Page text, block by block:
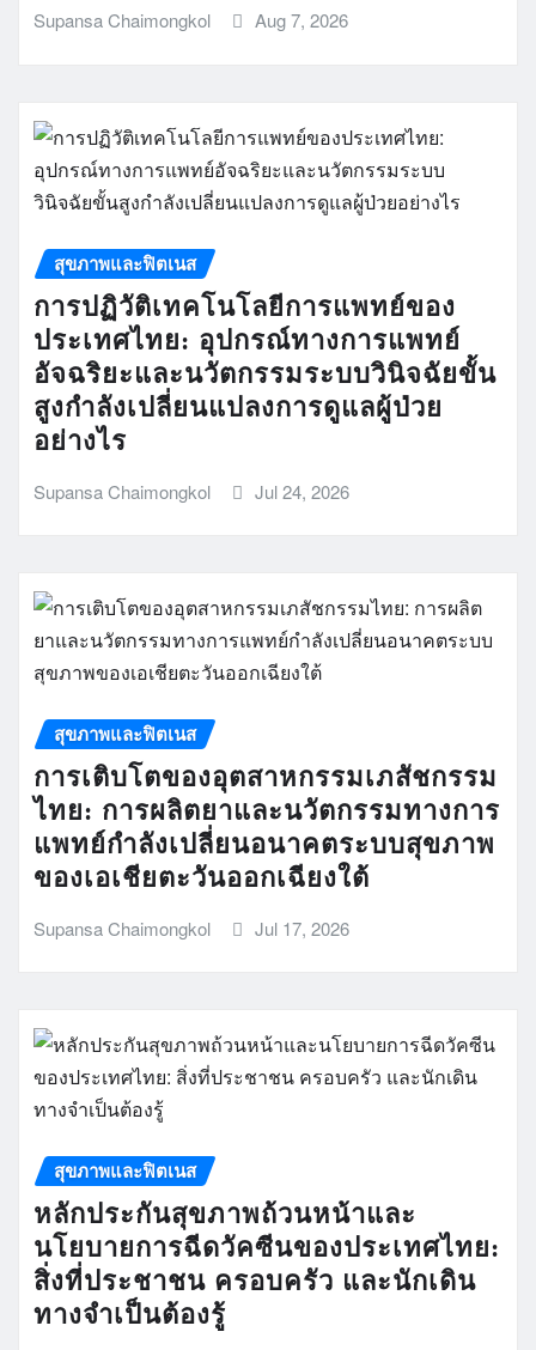
Supansa Chaimongkol Aug 7, 2026
สุขภาพและฟิตเนส
การปฏิวัติเทคโนโลยีการแพทย์ของ
ประเทศไทย: อุปกรณ์ทางการแพทย์
อัจฉริยะและนวัตกรรมระบบวินิจฉัยขั้น
สูงกำลังเปลี่ยนแปลงการดูแลผู้ป่วย
อย่างไร
Supansa Chaimongkol Jul 24, 2026
สุขภาพและฟิตเนส
การเติบโตของอุตสาหกรรมเภสัชกรรม
ไทย: การผลิตยาและนวัตกรรมทางการ
แพทย์กำลังเปลี่ยนอนาคตระบบสุขภาพ
ของเอเชียตะวันออกเฉียงใต้
Supansa Chaimongkol Jul 17, 2026
สุขภาพและฟิตเนส
หลักประกันสุขภาพถ้วนหน้าและ
นโยบายการฉีดวัคซีนของประเทศไทย:
สิ่งที่ประชาชน ครอบครัว และนักเดิน
ทางจำเป็นต้องรู้